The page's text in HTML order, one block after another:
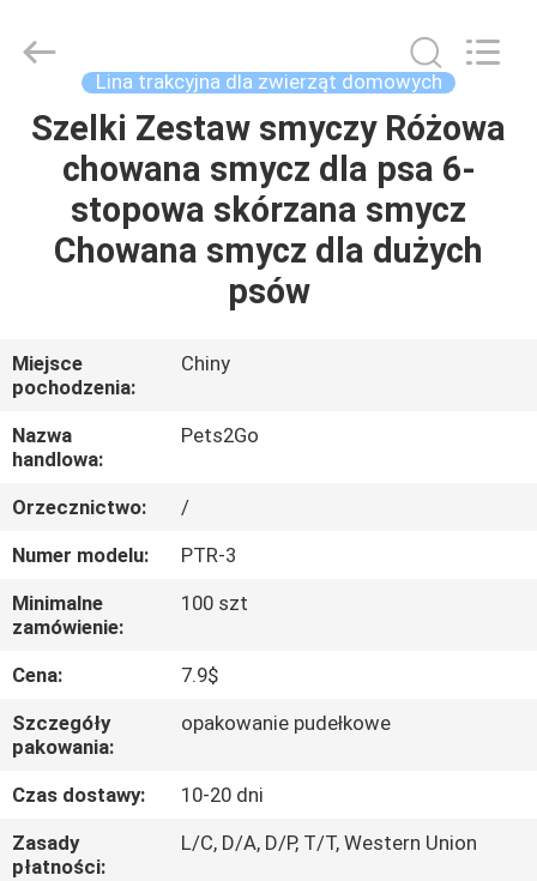
DOM
PRODUKTY
WYCIECZKA
PO
FABRYCE
SKONTAKTUJ
SIĘ
Z
NAMI
POPROSIĆ
O
WYCENĘ
Trading
Co.Ltd.
Reserved.
Lina trakcyjna dla zwierząt domowych
Szelki Zestaw smyczy Różowa
chowana smycz dla psa 6-
stopowa skórzana smycz
Chowana smycz dla dużych
psów
Miejsce
pochodzenia:
Chiny
Nazwa
handlowa:
Pets2Go
Orzecznictwo:
/
Numer modelu:
PTR-3
Minimalne
zamówienie:
100 szt
Cena:
7.9$
Szczegóły
pakowania:
opakowanie pudełkowe
Czas dostawy:
10-20 dni
Zasady
płatności:
L/C, D/A, D/P, T/T, Western Union